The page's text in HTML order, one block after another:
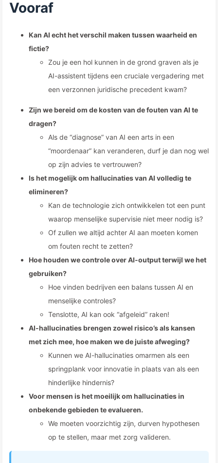
Vooraf
Kan AI echt het verschil maken tussen waarheid en
fictie?
Zou je een hol kunnen in de grond graven als je
AI-assistent tijdens een cruciale vergadering met
een verzonnen juridische precedent kwam?
Zijn we bereid om de kosten van de fouten van AI te
dragen?
Als de “diagnose” van AI een arts in een
“moordenaar” kan veranderen, durf je dan nog wel
op zijn advies te vertrouwen?
Is het mogelijk om hallucinaties van AI volledig te
elimineren?
Kan de technologie zich ontwikkelen tot een punt
waarop menselijke supervisie niet meer nodig is?
Of zullen we altijd achter AI aan moeten komen
om fouten recht te zetten?
Hoe houden we controle over AI-output terwijl we het
gebruiken?
Hoe vinden bedrijven een balans tussen AI en
menselijke controles?
Tenslotte, AI kan ook “afgeleid” raken!
AI-hallucinaties brengen zowel risico’s als kansen
met zich mee, hoe maken we de juiste afweging?
Kunnen we AI-hallucinaties omarmen als een
springplank voor innovatie in plaats van als een
hinderlijke hindernis?
Voor mensen is het moeilijk om hallucinaties in
onbekende gebieden te evalueren.
We moeten voorzichtig zijn, durven hypothesen
op te stellen, maar met zorg valideren.